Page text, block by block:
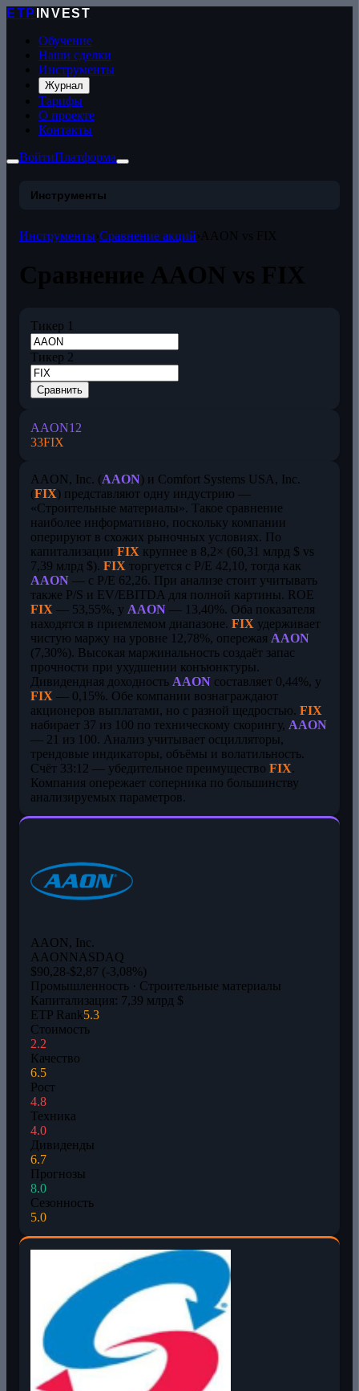
ETP
INVEST
Обучение
Наши сделки
Инструменты
Журнал
Тарифы
О проекте
Контакты
ВойтиПлатформа
Инструменты
Инструменты Сравнение акций
Тикер 1
Тикер 2
Сравнить
AAON12
33FIX
AAON, Inc. (AAON) и Comfort Systems USA, Inc.
(FIX) представляют одну индустрию —
«Строительные материалы». Такое сравнение
наиболее информативно, поскольку компании
оперируют в схожих рыночных условиях. По
капитализации FIX крупнее в 8,2× (60,31 млрд $ vs
7,39 млрд $). FIX торгуется с P/E 42,10, тогда как
AAON — с P/E 62,26. При анализе стоит учитывать
также P/S и EV/EBITDA для полной картины. ROE
FIX — 53,55%, у AAON — 13,40%. Оба показателя
находятся в приемлемом диапазоне. FIX удерживает
чистую маржу на уровне 12,78%, опережая AAON
(7,30%). Высокая маржинальность создаёт запас
прочности при ухудшении конъюнктуры.
Дивидендная доходность AAON составляет 0,44%, у
FIX — 0,15%. Обе компании вознаграждают
акционеров выплатами, но с разной щедростью. FIX
набирает 37 из 100 по техническому скорингу, AAON
— 21 из 100. Анализ учитывает осцилляторы,
трендовые индикаторы, объёмы и волатильность.
Счёт 33:12 — убедительное преимущество FIX.
Компания опережает соперника по большинству
анализируемых параметров.
AAON, Inc.
AAONNASDAQ
$90,28-$2,87 (-3,08%)
Промышленность · Строительные материалы
Капитализация: 7,39 млрд $
ETP Rank5.3
Стоимость
2.2
Качество
6.5
Рост
4.8
Техника
4.0
Дивиденды
6.7
Прогнозы
8.0
Сезонность
5.0